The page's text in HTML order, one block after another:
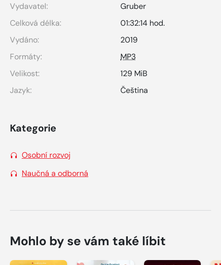
Vydavatel:
Gruber
Celková délka:
01:32:14 hod.
Vydáno:
2019
Formáty:
MP3
Velikost:
129 MiB
Jazyk:
Čeština
Kategorie
Osobní rozvoj
Naučná a odborná
Mohlo by se vám také líbit